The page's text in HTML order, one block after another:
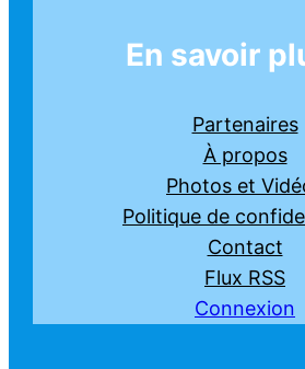
En savoir
Partenaires
À propos
Photos et
Politique de
Contact
Flux RSS
Connexion